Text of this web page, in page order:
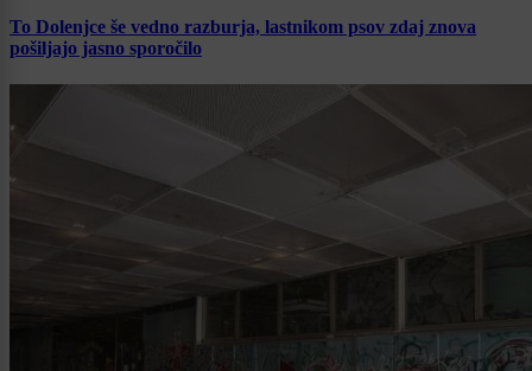
To Dolenjce še vedno razburja, lastnikom psov zdaj znova
pošiljajo jasno sporočilo